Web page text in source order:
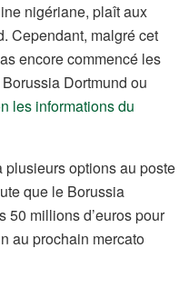
nigériane, plaît aux
Cependant, malgré cet
encore commencé les
Dortmund ou
les informations du
options au poste
que le Borussia
50 millions d’euros pour
au prochain mercato